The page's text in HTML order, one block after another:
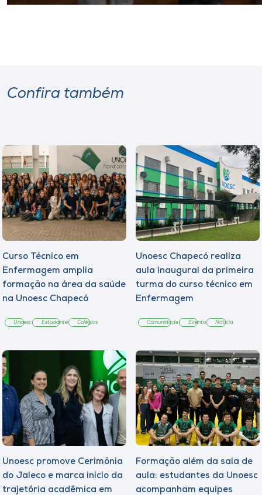
Confira também
Curso Técnico em
Enfermagem amplia
formação na área da saúde
na Unoesc Chapecó
Unoesc Estudante Colégios
Unoesc Chapecó realiza
aula inaugural da primeira
turma do curso técnico em
Enfermagem
Comunidade Evento Notícia
Unoesc promove Cerimônia
do Jaleco e marca início da
trajetória acadêmica em
Formação além da sala de
aula: estudantes da Unoesc
acompanham equipes